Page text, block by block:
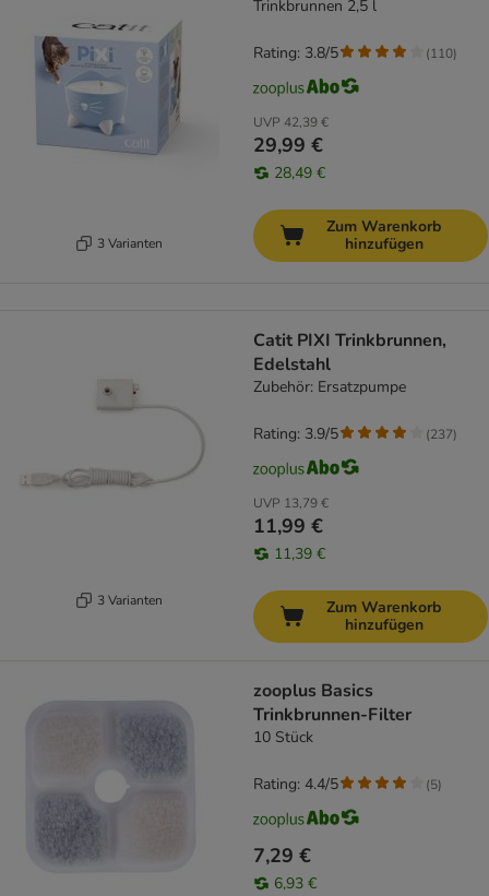
3 Varianten
Trinkbrunnen 2,5 l
UVP 42,39 €
29,99 €
28,49 €
Rating: 3.8/5 (110)
Zum Warenkorb
hinzufügen
3 Varianten
Catit PIXI Trinkbrunnen,
Edelstahl
Zubehör: Ersatzpumpe
UVP 13,79 €
11,99 €
11,39 €
Rating: 3.9/5 (237)
Zum Warenkorb
hinzufügen
zooplus Basics
Trinkbrunnen-Filter
10 Stück
7,29 €
6,93 €
Rating: 4.4/5 (5)